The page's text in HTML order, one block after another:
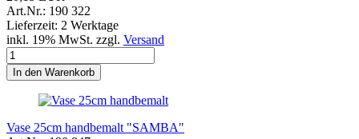
Art.Nr.: 190 322
Lieferzeit: 2 Werktage
inkl. 19% MwSt. zzgl. Versand
In den Warenkorb
Vase 25cm handbemalt "SAMBA"